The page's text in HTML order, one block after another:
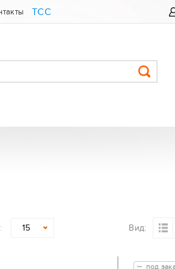
ТСС
15 Вид:
под